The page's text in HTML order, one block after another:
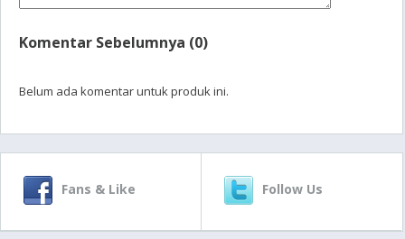
Komentar Sebelumnya (0)
Belum ada komentar untuk produk ini.
Fans & Like Follow Us